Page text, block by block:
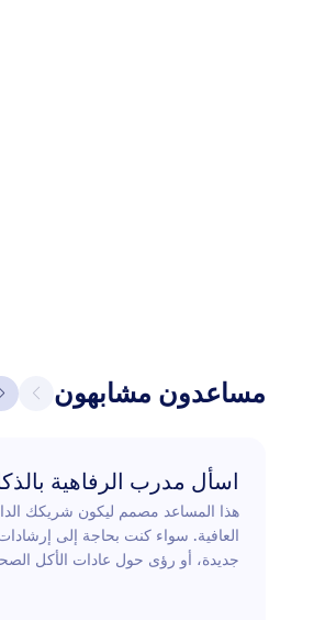
مساعدون مشابهون
اسأل مدرب الرفاهية
هذا المساعد مصمم ليكون شريكك
العافية. سواء كنت بحاجة إلى
جديدة، أو رؤى حول عادات الأكل